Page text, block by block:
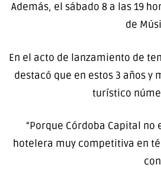
Además, el sábado 8 a las 19
de
En el acto de lanzamiento de
destacó que en estos 3 años
turístico
“Porque Córdoba Capital
hotelera muy competitiva en